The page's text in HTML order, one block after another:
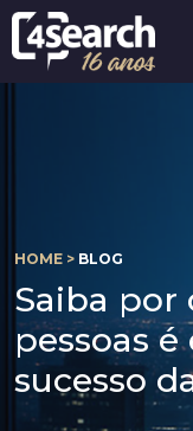
HOME > BLOG
Saiba por
pessoas
sucesso